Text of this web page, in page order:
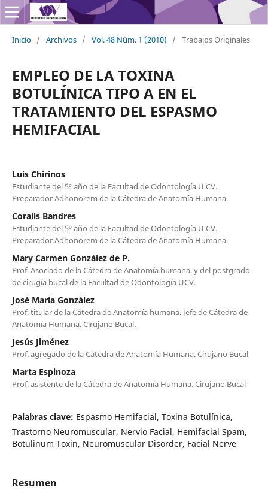
Inicio / Archivos / Vol. 48 Núm. 1 (2010) / Trabajos Originales
EMPLEO DE LA TOXINA
BOTULÍNICA TIPO A EN EL
TRATAMIENTO DEL ESPASMO
HEMIFACIAL
Luis Chirinos
Estudiante del 5º año de la Facultad de Odontología U.CV.
Preparador Adhonorem de la Cátedra de Anatomía Humana.
Coralis Bandres
Estudiante del 5º año de la Facultad de Odontología U.CV.
Preparador Adhonorem de la Cátedra de Anatomía Humana.
Mary Carmen González de P.
Prof. Asociado de la Cátedra de Anatomía humana. y del postgrado
de cirugía bucal de la Facultad de Odontología UCV.
José María González
Prof. titular de la Cátedra de Anatomía humana. Jefe de Cátedra de
Anatomía Humana. Cirujano Bucal.
Jesús Jiménez
Prof. agregado de la Cátedra de Anatomía Humana. Cirujano Bucal
Marta Espinoza
Prof. asistente de la Cátedra de Anatomía Humana. Cirujano Bucal
Palabras clave: Espasmo Hemifacial, Toxina Botulínica,
Trastorno Neuromuscular, Nervio Facial, Hemifacial Spam,
Botulinum Toxin, Neuromuscular Disorder, Facial Nerve
Resumen